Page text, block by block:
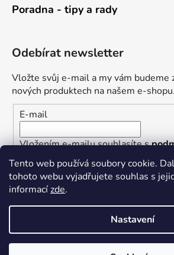
Tento web používá soubory cookie.
tohoto webu vyjadřujete souhlas s
informacízde.
Nastavení
Poradna - tipy a rady
Odebírat newsletter
Vložte svůj e-mail a my vám budeme
nových produktech na našem e-shopu.
E-mail
Vložením e-mailu souhlasíte s
osobních údajů
PŘIHLÁSIT SE
Vytvořil